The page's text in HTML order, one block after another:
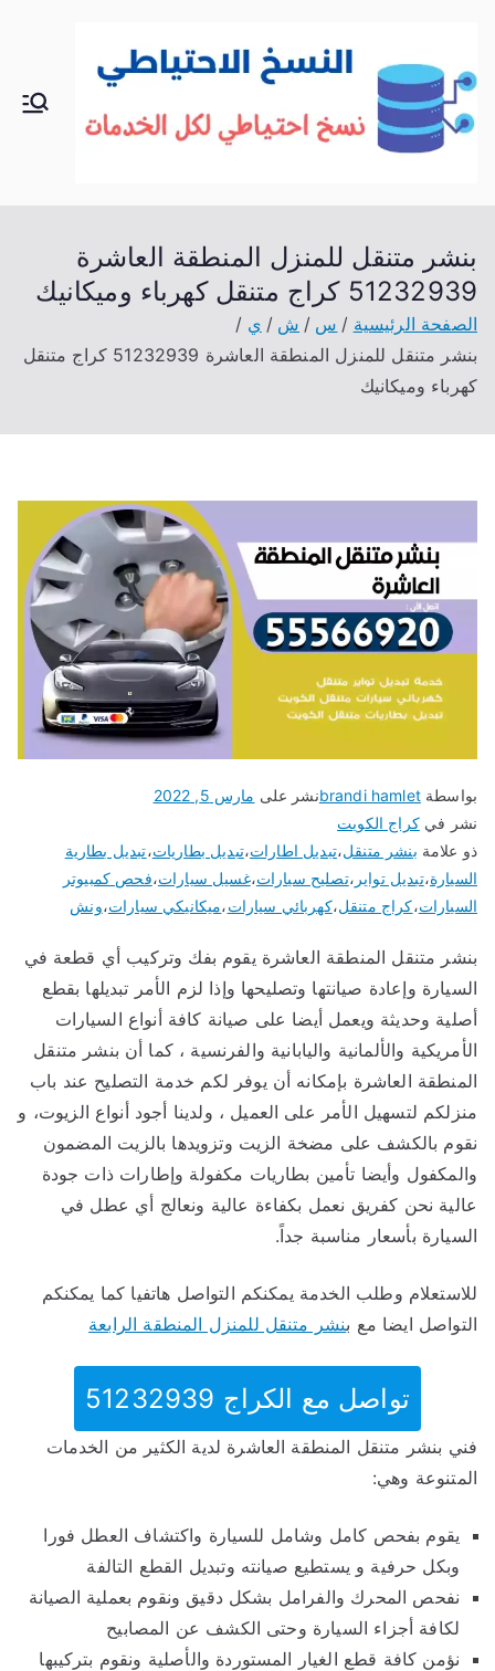
المحتوى
الك
خدمات
نقل
صيانة
بنشر متنقل للمنزل المنطقة العاشرة
51232939‬ كراج متنقل كهرباء وميكانيك
الصفحة الرئيسية س ش
ي
بنشر متنقل للمنزل المنطقة العاشرة 51232939‬ كراج متنقل
كهرباء وميكانيك
بواسطةbrandi hamletنشر على مارس 5, 2022
نشر فيكراج الكويت
ذو علامة بنشر متنقل،تبديل اطارات،تبديل بطاريات،تبديل بطارية
السيارة،تبديل تواير ،تصليح سيارات،غسيل سيارات،فحص كمبيوتر
السيارات،كراج متنقل،كهربائي سيارات،ميكانيكي سيارات،ونش
بنشر متنقل المنطقة العاشرة يقوم بفك وتركيب أي قطعة في
السيارة وإعادة صيانتها وتصليحها وإذا لزم الأمر تبديلها بقطع
أصلية وحديثة ويعمل أيضا على صيانة كافة أنواع السيارات
الأمريكية والألمانية واليابانية والفرنسية ، كما أن بنشر متنقل
المنطقة العاشرة بإمكانه أن يوفر لكم خدمة التصليح عند باب
منزلكم لتسهيل الأمر على العميل ، ولدينا أجود أنواع الزيوت، و
نقوم بالكشف على مضخة الزيت وتزويدها بالزيت المضمون
والمكفول وأيضا تأمين بطاريات مكفولة وإطارات ذات جودة
عالية نحن كفريق نعمل بكفاءة عالية ونعالج أي عطل في
السيارة بأسعار مناسبة جداً.
للاستعلام وطلب الخدمة يمكنكم التواصل هاتفيا كما يمكنكم
التواصل ايضا مع بنشر متنقل للمنزل المنطقة الرابعة
تواصل مع الكراج 51232939‬
فني بنشر متنقل المنطقة العاشرة لدية الكثير من الخدمات
المتنوعة وهي:
يقوم بفحص كامل وشامل للسيارة واكتشاف العطل فورا
وبكل حرفية و يستطيع صيانته وتبديل القطع التالفة
نفحص المحرك والفرامل بشكل دقيق ونقوم بعملية الصيانة
لكافة أجزاء السيارة وحتى الكشف عن المصابيح
نؤمن كافة قطع الغيار المستوردة والأصلية ونقوم بتركيبها